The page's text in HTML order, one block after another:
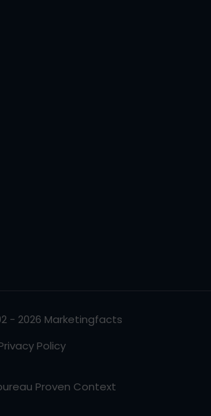
- 2026 Marketingfacts
Policy
Proven Context